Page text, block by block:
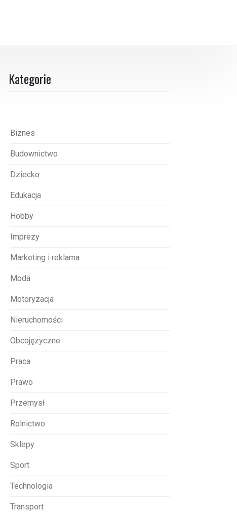
Kategorie
Biznes
Budownictwo
Dziecko
Edukacja
Hobby
Imprezy
Marketing i reklama
Moda
Motoryzacja
Nieruchomości
Obcojęzyczne
Praca
Prawo
Przemysł
Rolnictwo
Sklepy
Sport
Technologia
Transport